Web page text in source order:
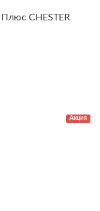
CHESTER
Акция